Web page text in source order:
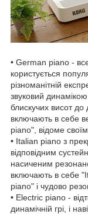
• German piano -
користується
різноманітній
звуковий динамікою
блискучих висот до
включають в себе
piano", відоме
• Italian piano з
відповідним
насиченим
включають в себе
piano" і чудово
• Electric piano -
динамічній грі, і